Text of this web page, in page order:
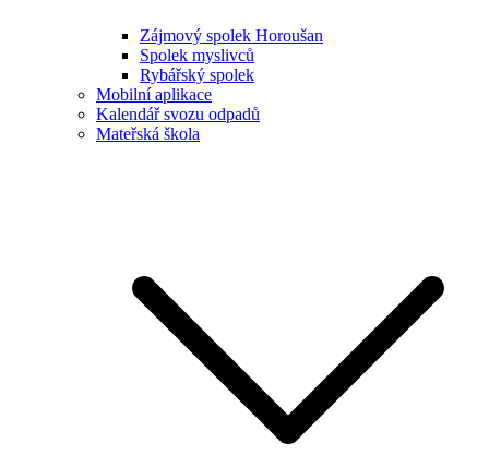
Zájmový spolek Horoušan
Spolek myslivců
Rybářský spolek
Mobilní aplikace
Kalendář svozu odpadů
Mateřská škola